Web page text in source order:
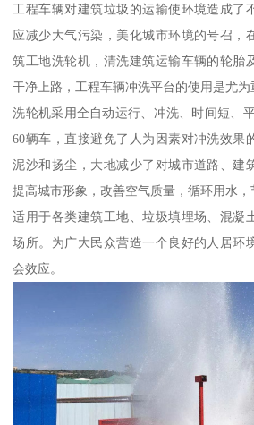
工程车辆对建筑垃圾的运输使环境造成了
应减少大气污染，美化城市环境的号召，
筑工地洗轮机，清洗建筑运输车辆的轮胎
干净上路，工程车辆冲洗平台的使用是尤为
洗轮机采用全自动运行、冲洗、时间短、
60辆车，直接避免了人为因素对冲洗效果
泥沙和扬尘，大地减少了对城市道路、建
提高城市形象，改善空气质量，循环用水，
适用于各类建筑工地、垃圾填埋场、混凝
场所。为广大民众营造一个良好的人居环
会效应。